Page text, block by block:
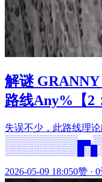
解谜
路线Any%【2
失误不少，此路线理
░░░░░░░░░░░▄▄
░░░░░░░░░░░█░█
2026-05-09 18:050赞 ·